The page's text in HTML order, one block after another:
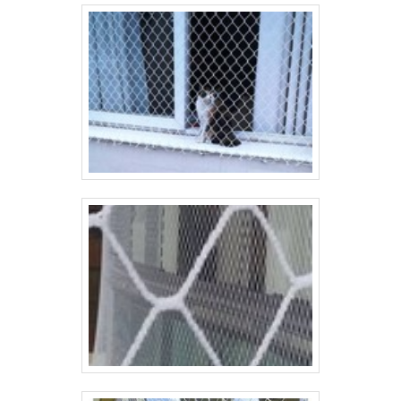
Soluções Redes de Proteção atua no segmento
há anos, comercializando os melhores produtos
fabricados com materiais modernos e
extremamente eficazes.A Soluções Redes de
Proteção é uma empresa de rede para janela
que desenvolve os produtos visando garantir
segurança para sacadas, varandas, janelas,
portas etc, de casas ou apartamentos,
os ambientes. Todos os modelos sem exceção
são fabricados: Seguindo as normas; Com
materiais de qualidade; Por profissionais
especializados.BUSCANDO POR TELA DE
PROTEÇÃO PARA JANELASoluções Redes de
Proteção é uma empresa especializada em
venda e colocação de redes e redes de
proteção. As redes são feitas com a mais alta
tecnologia e proporciona a você e a família a